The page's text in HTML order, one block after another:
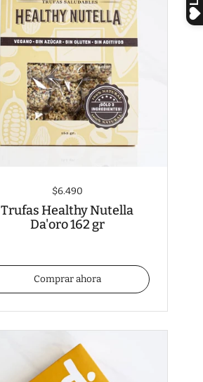
$6.490
Trufas Healthy Nutella
Da'oro 162 gr
Comprar ahora